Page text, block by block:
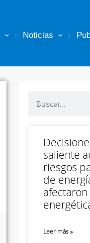
Noticias
saliente
riesgos
de
Leer más »